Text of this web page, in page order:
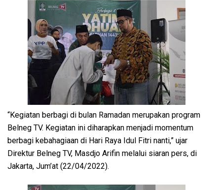
“Kegiatan berbagi di bulan Ramadan merupakan program
Belneg TV. Kegiatan ini diharapkan menjadi momentum
berbagi kebahagiaan di Hari Raya Idul Fitri nanti,” ujar
Direktur Belneg TV, Masdjo Arifin melalui siaran pers, di
Jakarta, Jum’at (22/04/2022).